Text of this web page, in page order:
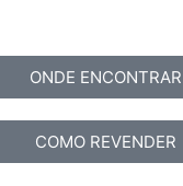
ONDE ENCONTRAR
COMO REVENDER